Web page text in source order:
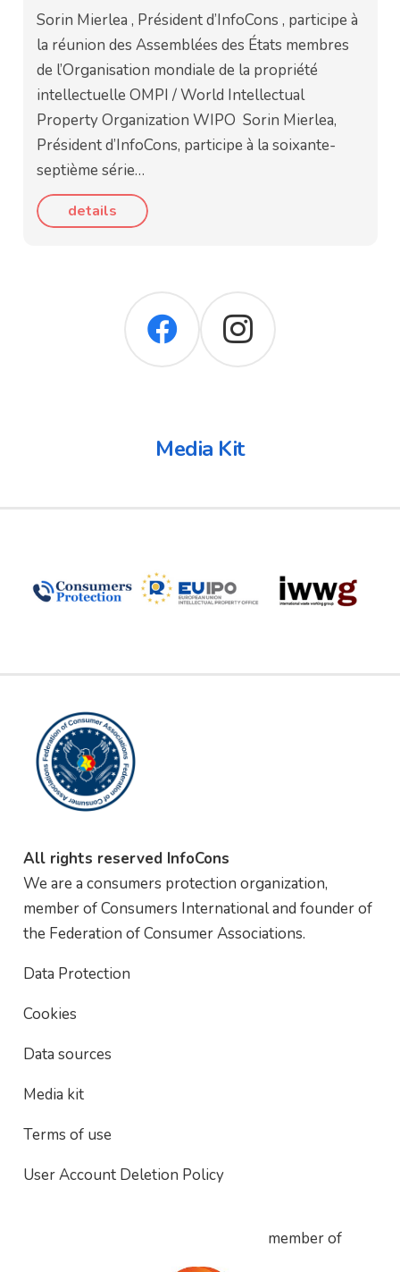
Sorin Mierlea , Président d’InfoCons , participe à
la réunion des Assemblées des États membres
de l’Organisation mondiale de la propriété
intellectuelle OMPI / World Intellectual
Property Organization WIPO Sorin Mierlea,
Président d’InfoCons, participe à la soixante-
septième série…
details
Media Kit
All rights reserved InfoCons
We are a consumers protection organization,
member of Consumers International and founder of
the Federation of Consumer Associations.
Data Protection
Cookies
Data sources
Media kit
Terms of use
User Account Deletion Policy
member of